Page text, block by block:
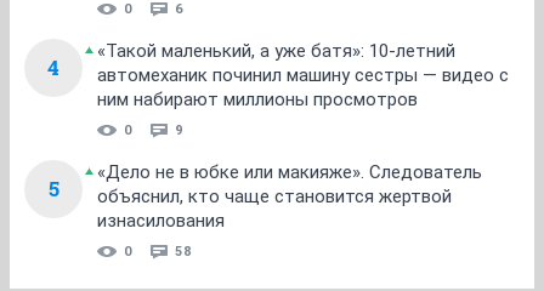
0 6
4
«Такой маленький, а уже батя»: 10-летний
автомеханик починил машину сестры — видео с
ним набирают миллионы просмотров
0 9
5
«Дело не в юбке или макияже». Следователь
объяснил, кто чаще становится жертвой
изнасилования
0 58